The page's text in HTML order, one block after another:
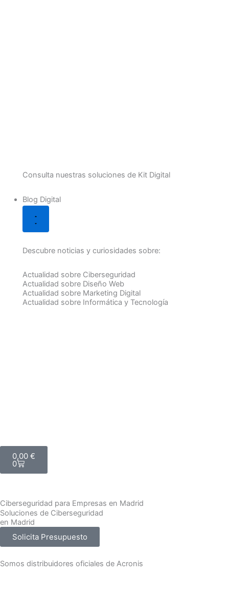
Consulta nuestras soluciones de Kit Digital
Blog Digital
Descubre noticias y curiosidades sobre:
Actualidad sobre Ciberseguridad
Actualidad sobre Diseño Web
Actualidad sobre Marketing Digital
Actualidad sobre Informática y Tecnología
0,00 €
0
Carrito
Ciberseguridad para Empresas en Madrid
Soluciones de Ciberseguridad
en Madrid
Solicita Presupuesto
Somos distribuidores oficiales de Acronis